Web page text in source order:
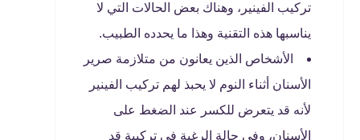
تركيب الفينير، وهناك بعض الحالات التي لا
يناسبها هذه التقنية وهذا ما يحدده الطبيب.
الأشخاص الذين يعانون من متلازمة صرير
الأسنان أثناء النوم لا يحبذ لهم تركيب الفينير
لأنه قد يتعرض للكسر عند الضغط على
الأسنان، وفي حالة الرغبة في تركيبة قد